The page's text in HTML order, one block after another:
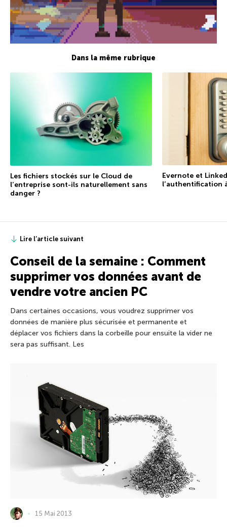
Dans la même rubrique
Les fichiers stockés sur le Cloud de
l’entreprise sont-ils naturellement sans
danger ?
Evernote et
l’authentification
Lire l’article suivant
Conseil de la semaine : Comment
supprimer vos données avant de
vendre votre ancien PC
Dans certaines occasions, vous voudrez supprimer vos
données de manière plus sécurisée et permanente et
déplacer vos fichiers dans la corbeille pour ensuite la vider ne
sera pas suffisant. Les
15 Mai 2013